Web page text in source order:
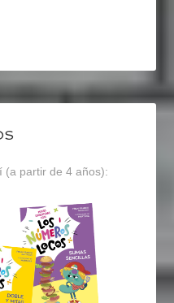
(a partir de 4 años):